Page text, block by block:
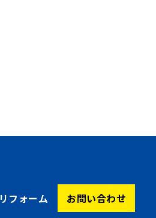
リフォーム お問い合わせ